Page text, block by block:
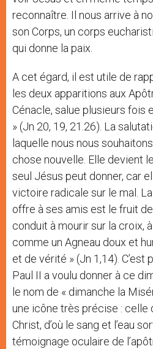
reconnaître. Il nous arrive à
son Corps, un corps
qui donne la paix.
A cet égard, il est utile de
les deux apparitions aux
Cénacle, salue plusieurs fois
» (Jn 20, 19, 21.26). La
laquelle nous nous
chose nouvelle. Elle devient
seul Jésus peut donner, car
victoire radicale sur le mal.
offre à ses amis est le fruit de
conduit à mourir sur la croix,
comme un Agneau doux et
et de vérité » (Jn 1,14). C’est
Paul II a voulu donner à ce
le nom de « dimanche la
une icône très précise : celle
Christ, d’où le sang et l’eau
témoignage oculaire de